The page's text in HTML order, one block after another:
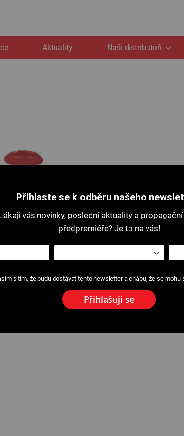
Aktuality Naši distributoři
Přihlaste se k odběru našeho
Lákají vás novinky, poslední aktuality a
předpremiéře? Je to na vás!
s tím, že budu dostávat tento newsletter a chápu, že se mohu
Přihlašuji se